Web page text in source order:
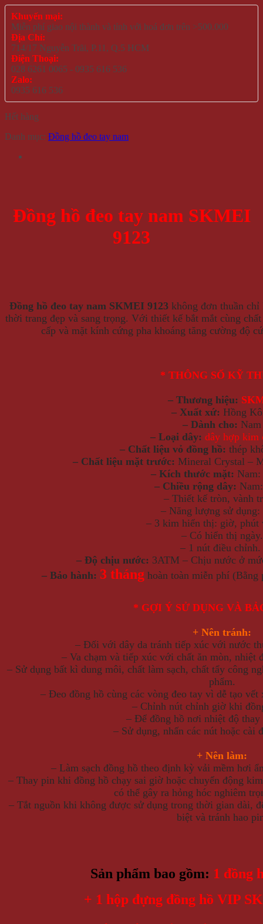
Khuyến mại:
Miễn phí giao nội thành và tỉnh với hoá đơn trên >500.000
Địa Chỉ:
714/17 Nguyễn Trãi, P.11, Q.5 HCM
Điện Thoại:
028 6261 0065 - 0935 616 536
Zalo:
0935 616 536
Hết hàng
Danh mục: Đồng hồ đeo tay nam
Đồng hồ đeo tay nam SKMEI
9123
Đồng hồ đeo tay nam SKMEI 9123 không đơn thuần
thời trang đẹp và sang trọng. Với thiết kế bắt mắt cùng
cấp và mặt kính cứng pha khoáng tăng cường độ
* THÔNG SỐ KỸ
– Thương hiệu:
– Xuất xứ: Hồng
– Dành cho: Nam
– Loại dây: dây hợp kim
– Chất liệu vỏ đồng hồ: thép
– Chất liệu mặt trước: Mineral Crystal –
– Kích thước mặt:
– Chiều rộng dây:
– Thiết kế tròn, vành
– Năng lượng sử
– 3 kim hiển thị: giờ, phút
– Có hiển thị ngày.
– 1 nút điều chỉnh.
– Độ chịu nước: 3ATM – Chịu nước ở
– Bảo hành: 3 tháng hoàn toàn miễn phí (Bằng
* GỢI Ý SỬ DỤNG VÀ
+ Nên tránh:
– Đối với dây da tránh tiếp xúc với nước
– Va chạm và tiếp xúc với chất ăn mòn, nhiệt
– Sử dụng bất kì dung môi, chất làm sạch, chất tẩy công
phẩm.
– Đeo đồng hồ cùng các vòng đeo tay vì dễ tạo
– Chỉnh nút chỉnh giờ khi
– Để đồng hồ nơi nhiệt độ
– Sử dụng, nhấn các nút hoặc cài
+ Nên làm:
– Làm sạch đồng hồ theo định kỳ vải mềm hơi
– Thay pin khi đồng hồ chạy sai giờ hoặc chuyển động
có thể gây ra hỏng hóc nghiêm
– Tắt nguồn khi không được sử dụng trong thời gian dài,
biệt và tránh hao
Sản phẩm bao gồm: 1 đồng
+ 1 hộp đựng đồng hồ VIP